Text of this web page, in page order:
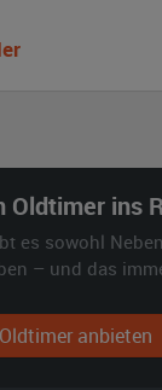
Oldtimer ins
es sowohl
– und das
Oldtimer anbieten